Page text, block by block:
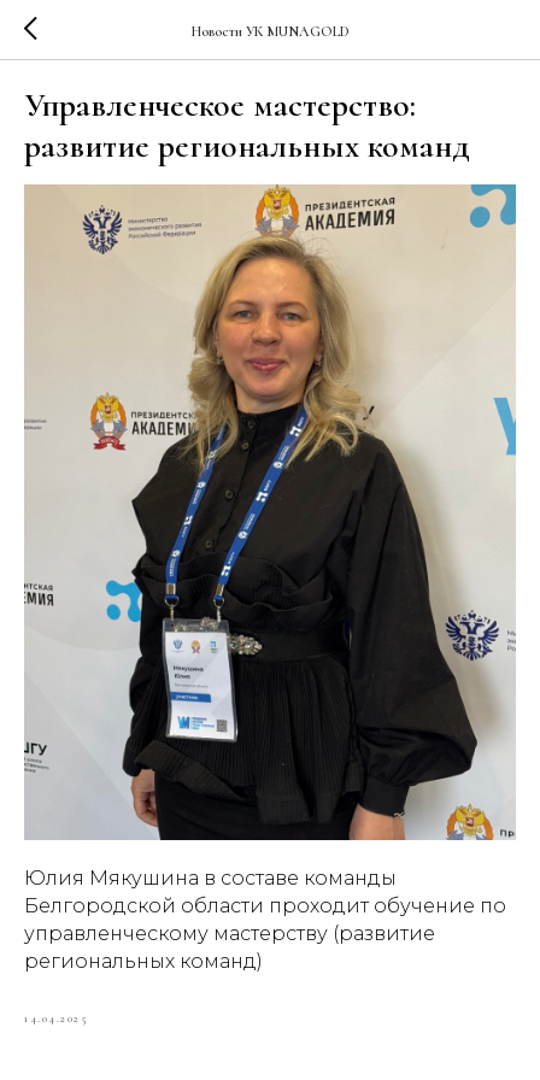
Новости УК MUNAGOLD
Управленческое мастерство:
развитие региональных команд
Юлия Мякушина в составе команды
Белгородской области проходит обучение по
управленческому мастерству (развитие
региональных команд)
14.04.2025